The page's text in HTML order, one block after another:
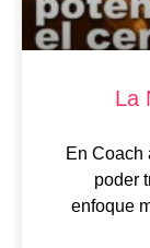
La
En Coach
poder
enfoque